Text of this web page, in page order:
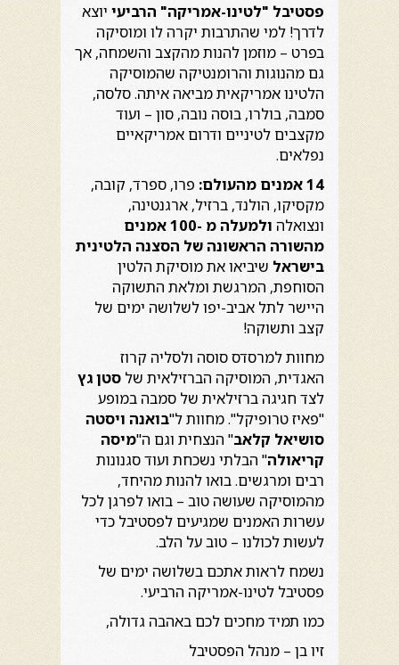
פסטיבל "לטינו-אמריקה" הרביעי יוצא
לדרך! למי שהתרבות יקרה לו ומוסיקה
בפרט – מוזמן להנות מהקצב והשמחה, אך
גם מהנוגות והרומנטיקה שהמוסיקה
הלטינו אמריקאית מביאה איתה. סלסה,
סמבה, בולרו, בוסה נובה, סון – ועוד
מקצבים לטיניים ודרום אמריקאיים
נפלאים.
14אמנים מהעולם: פרו, ספרד, קובה,
מקסיקו, הולנד, ברזיל, ארגנטינה,
ונצואלה
ולמעלה מ -100 אמנים
מהשורה הראשונה של הסצנה הלטינית
בישראל שיביאו את מוסיקת הלטין
הסוחפת, המרגשת ומלאת התשוקה
היישר לתל אביב-יפו לשלושה ימים של
קצב ותשוקה!
מחוות למרסדס סוסה ולסליה קרוז
האגדית, המוסיקה הברזילאית של סטן גץ
לצד חגיגה ברזילאית של סמבה במופע
"פאיז טרופיקל". מחוות ל"בואנה ויסטה
סושיאל קלאב" הנצחית וגם ה"מיסה
קריאולה" הבלתי נשכחת ועוד סגנונות
רבים ומרגשים. בואו להנות מהיחד,
מהמוסיקה שעושה טוב – בואו לפרגן לכל
עשרות האמנים שמגיעים לפסטיבל כדי
לעשות לכולנו – טוב על הלב.
נשמח לראות אתכם בשלושה ימים של
פסטיבל לטינו-אמריקה הרביעי.
כמו תמיד מחכים לכם באהבה גדולה,
זיו בן – מנהל הפסטיבל